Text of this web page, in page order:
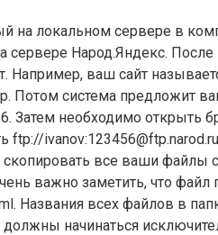
на локальном сервере в
сервере Народ.Яндекс. После
Например, ваш сайт
Потом система предложит
Затем необходимо открыть
ftp://
скопировать все ваши файлы
важно заметить, что файл
Названия всех файлов в
начинаться